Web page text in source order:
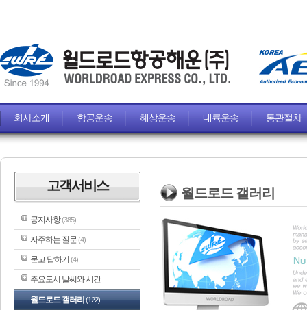
회사소개 항공운송 해상운송 내륙운송 통관절차
고객서비스
공지사항(385)
자주하는 질문(4)
묻고 답하기 (4)
주요도시 날씨와 시간
월드로드 갤러리(122)
월드로드 갤러리